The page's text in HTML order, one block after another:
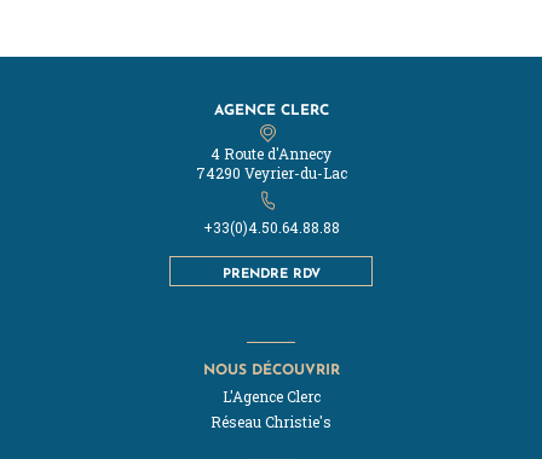
AGENCE CLERC
4 Route d'Annecy
74290 Veyrier-du-Lac
+33(0)4.50.64.88.88
PRENDRE RDV
NOUS DÉCOUVRIR
L'Agence Clerc
Réseau Christie's